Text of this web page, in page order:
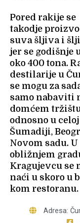
Pored rakije se
takodje
suva šljiva i
jer se godišnje
oko 400 tona.
destilarije u
se mogu za
samo nabaviti
domćem
odnosno u celoj
Šumadiji,
Novom sadu. U
obližnjem
Kragujevcu se
naći u skoro u
kom restoranu.
Adresa: